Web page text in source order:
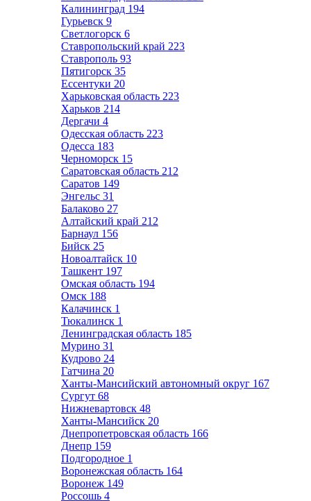
Калининград 194
Гурьевск 9
Светлогорск 6
Ставропольский край 223
Ставрополь 93
Пятигорск 35
Ессентуки 20
Харьковская область 223
Харьков 214
Дергачи 4
Одесская область 223
Одесса 183
Черноморск 15
Саратовская область 212
Саратов 149
Энгельс 31
Балаково 27
Алтайский край 212
Барнаул 156
Бийск 25
Новоалтайск 10
Ташкент 197
Омская область 194
Омск 188
Калачинск 1
Тюкалинск 1
Ленинградская область 185
Мурино 31
Кудрово 24
Гатчина 20
Ханты-Мансийский автономный округ 167
Сургут 68
Нижневартовск 48
Ханты-Мансийск 20
Днепропетровская область 166
Днепр 159
Подгородное 1
Воронежская область 164
Воронеж 149
Россошь 4